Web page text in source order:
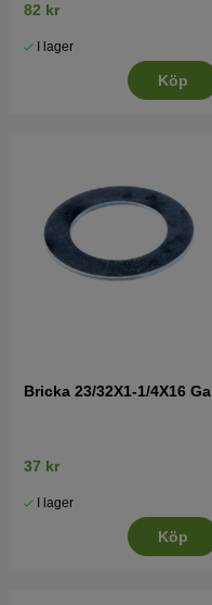
82 kr
I lager
Köp
Bricka 23/32X1-1/4X16 Ga
37 kr
I lager
Köp